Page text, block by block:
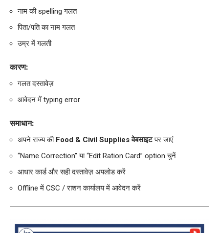
नाम की spelling गलत
पिता/पति का नाम गलत
उम्र में गलती
कारण:
गलत दस्तावेज़
आवेदन में typing error
समाधान:
अपने राज्य की Food & Civil Supplies वेबसाइटपर जाएं
“Name Correction” या “Edit Ration Card” option चुनें
आधार कार्ड और सही दस्तावेज़ अपलोड करें
Offline में CSC / राशन कार्यालय में आवेदन करें